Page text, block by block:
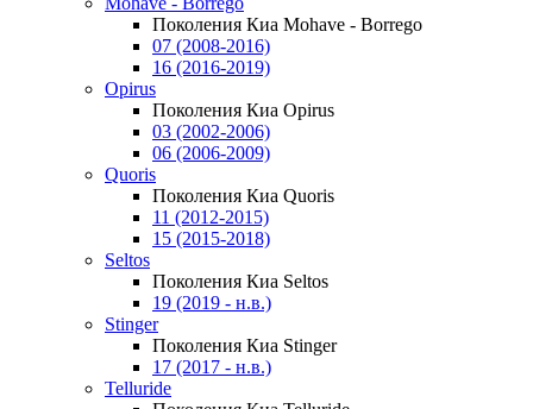
Поколения Киа Mohave - Borrego
07 (2008-2016)
16 (2016-2019)
Opirus
Поколения Киа Opirus
03 (2002-2006)
06 (2006-2009)
Quoris
Поколения Киа Quoris
11 (2012-2015)
15 (2015-2018)
Seltos
Поколения Киа Seltos
19 (2019 - н.в.)
Stinger
Поколения Киа Stinger
17 (2017 - н.в.)
Telluride